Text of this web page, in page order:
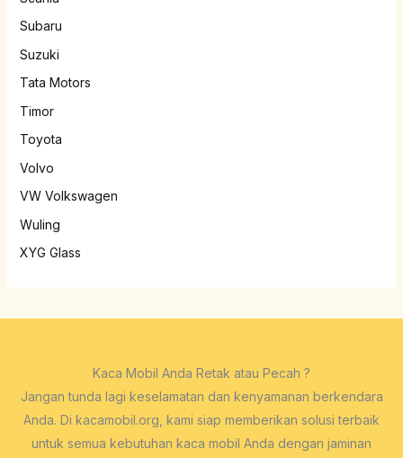
Subaru
Suzuki
Tata Motors
Timor
Toyota
Volvo
VW Volkswagen
Wuling
XYG Glass
Kaca Mobil Anda Retak atau Pecah ?
Jangan tunda lagi keselamatan dan kenyamanan berkendara
Anda. Di kacamobil.org, kami siap memberikan solusi terbaik
untuk semua kebutuhan kaca mobil Anda dengan jaminan